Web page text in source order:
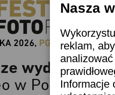
Nasza
reklam,
Informacje